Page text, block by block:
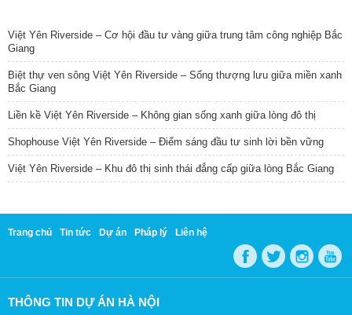
Việt Yên Riverside – Cơ hội đầu tư vàng giữa trung tâm công nghiệp Bắc
Giang
Biệt thự ven sông Việt Yên Riverside – Sống thượng lưu giữa miền xanh
Bắc Giang
Liền kề Việt Yên Riverside – Không gian sống xanh giữa lòng đô thị
Shophouse Việt Yên Riverside – Điểm sáng đầu tư sinh lời bền vững
Việt Yên Riverside – Khu đô thị sinh thái đẳng cấp giữa lòng Bắc Giang
Trang chủ Tin tức Dự án Pháp lý Liên hệ
THÔNG TIN DỰ ÁN HÀ NỘI